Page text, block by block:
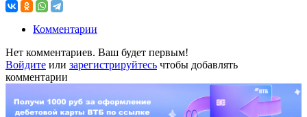
Комментарии
Нет комментариев. Ваш будет первым!
Войдите или зарегистрируйтесь чтобы добавлять
комментарии